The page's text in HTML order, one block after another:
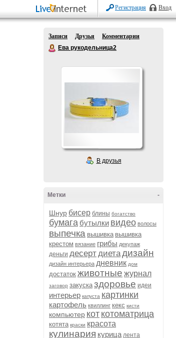
Регистрация Вход
Записи Друзья
Комментарии
Ева рукодельница2
В друзья
-
Метки
Шнур бисер блины богатство
бумага бутылки видео волосы
выпечка вышивка вышивка
крестом вязание грибы декупаж
деньги десертдиетадизайн
дизайн интерьера дневник дом
достаток животные журнал
заговор закуска здоровье идеи
интерьер капуста картинки
картофель квиллинг кекс кисти
компьютер кот котоматрица
котята краски красота
кулинария курица лента